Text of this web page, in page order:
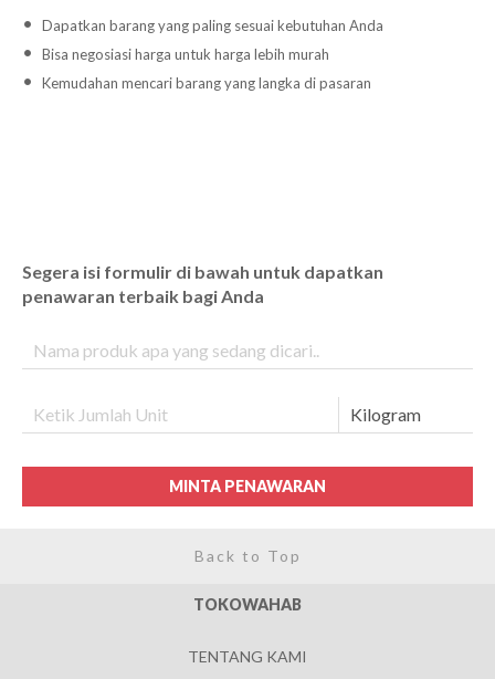
Dapatkan barang yang paling sesuai kebutuhan Anda
Bisa negosiasi harga untuk harga lebih murah
Kemudahan mencari barang yang langka di pasaran
Segera isi formulir di bawah untuk dapatkan
penawaran terbaik bagi Anda
MINTA PENAWARAN
Back to Top
TOKOWAHAB
TENTANG KAMI